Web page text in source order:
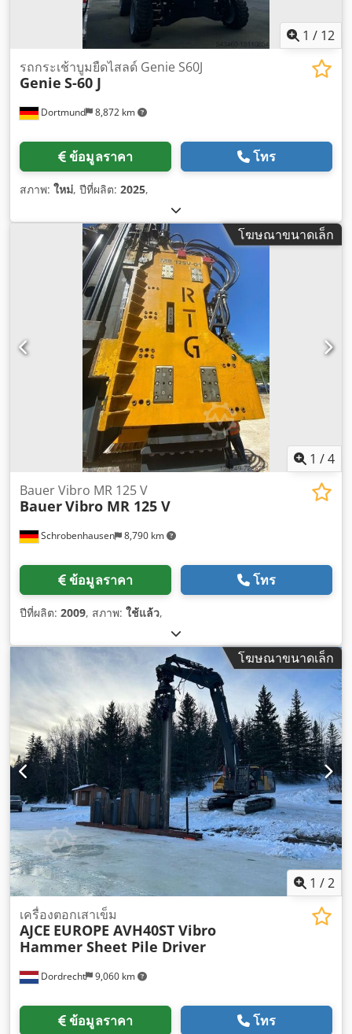
1 / 12
Dortmund 8,872 km
รถกระเช้าบูมยืดไสลด์ Genie S60J
Genie S-60 J
ข้อมูลราคา โทร
สภาพ: ใหม่, ปีที่ผลิต: 2025,
โฆษณาขนาดเล็ก
1 /4
Schrobenhausen 8,790 km
Bauer Vibro MR 125 V
BauerVibro MR 125 V
ข้อมูลราคา โทร
ปีที่ผลิต: 2009, สภาพ: ใช้แล้ว,
โฆษณาขนาดเล็ก
1 /2
Dordrecht 9,060 km
เครื่องตอกเสาเข็ม
AJCE EUROPE AVH40ST Vibro
Hammer Sheet Pile Driver
ข้อมูลราคา โทร